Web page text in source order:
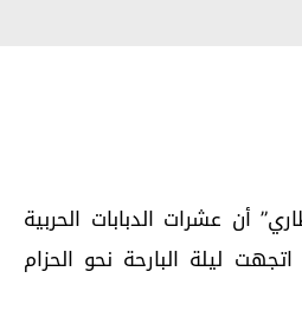
أن عشرات الدبابات الحربية
ليلة البارحة نحو الحزام